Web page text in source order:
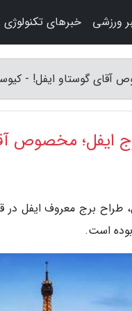
آقای گوستاو ایفل! -
ایفل؛ مخصوص
طراح برج معروف ایفل
است.
ورزشی خبرهای تکنولوژی